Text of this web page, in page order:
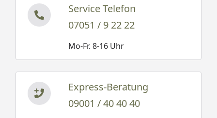
Service Telefon
07051 / 9 22 22
Mo-Fr. 8-16 Uhr
Express-Beratung
09001 / 40 40 40